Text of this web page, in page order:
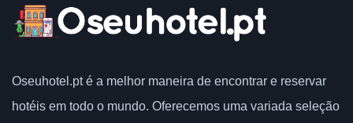
Oseuhotel.pt é a melhor maneira de encontrar e reservar
hotéis em todo o mundo. Oferecemos uma variada seleção